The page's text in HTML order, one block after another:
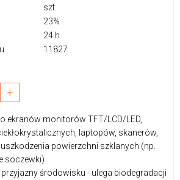
szt.
23%
24 h
11827
+
ekranów monitorów TFT/LCD/LED,
laptopów, skanerów,
powierzchni szklanych (np.
soczewki)
środowisku - ulega biodegradacji